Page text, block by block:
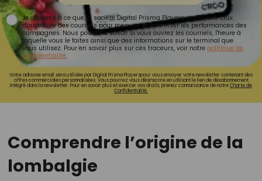
Je consens à ce que la société Digital Prisma Players analyse le taux
d'ouverture des courriels pour mesurer et optimiser les performances des
campagnes. Nous pourrons savoir si vous ouvrez les courriels, l'heure à
laquelle vous le faites ainsi que des informations sur le terminal que
vous utilisez. Pour en savoir plus sur ces traceurs, voir notre politique de
confidentialité.
Votre adresse email sera utilisée par Digital Prisma Playerspour vous envoyer votre newsletter contenant des
offres commerciales personnalisées. Vous pourrez vous désinscrire en utilisant le lien de désabonnement
intégré dans la newsletter. Pour en savoir plus et exercer vos droits, prenez connaissance de notreCharte de
Confidentialité.
Comprendre l’origine de la
lombalgie